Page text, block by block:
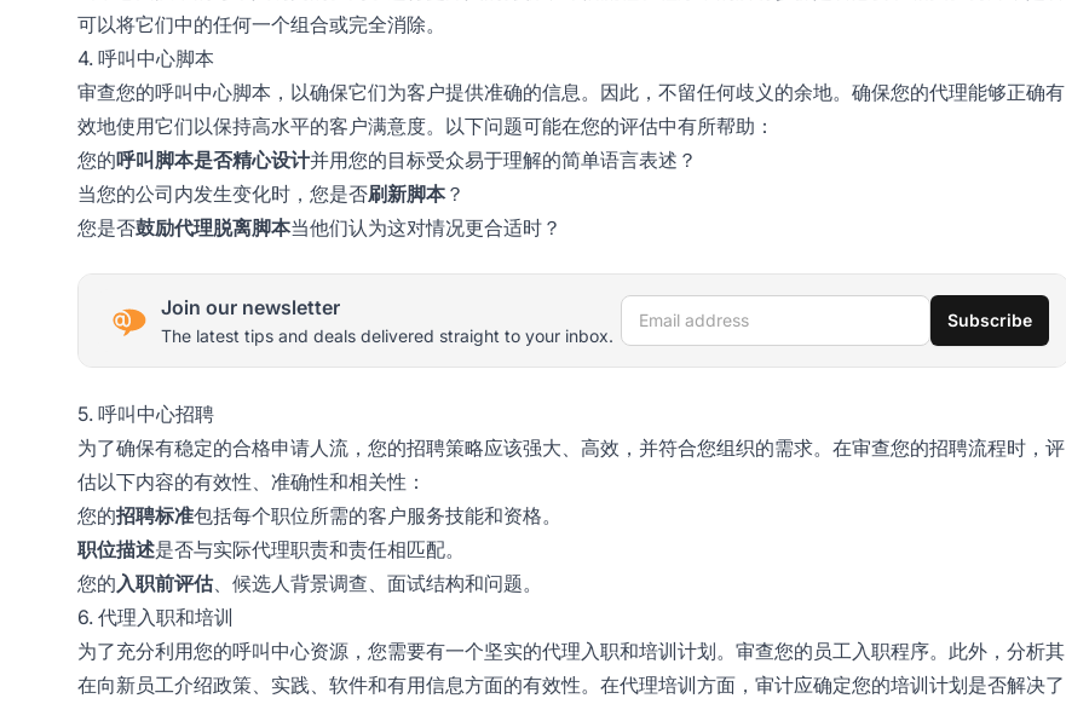
可以将它们中的任何一个组合或完全消除。
4. 呼叫中心脚本
审查您的呼叫中心脚本，以确保它们为客户提供准确的信息。因此，不留任何歧义的余地。确保您的代理能够正确有
效地使用它们以保持高水平的客户满意度。以下问题可能在您的评估中有所帮助：
您的呼叫脚本是否精心设计并用您的目标受众易于理解的简单语言表述？
当您的公司内发生变化时，您是否刷新脚本？
您是否鼓励代理脱离脚本当他们认为这对情况更合适时？
Join our newsletter
The latest tips and deals delivered straight to your inbox.
Email address Subscribe
5. 呼叫中心招聘
为了确保有稳定的合格申请人流，您的招聘策略应该强大、高效，并符合您组织的需求。在审查您的招聘流程时，评
估以下内容的有效性、准确性和相关性：
您的招聘标准包括每个职位所需的客户服务技能和资格。
职位描述是否与实际代理职责和责任相匹配。
您的 入职前评估、候选人背景调查、面试结构和问题。
6. 代理入职和培训
为了充分利用您的呼叫中心资源，您需要有一个坚实的代理入职和培训计划。审查您的员工入职程序。此外，分析其
在向新员工介绍政策、实践、软件和有用信息方面的有效性。在代理培训方面，审计应确定您的培训计划是否解决了